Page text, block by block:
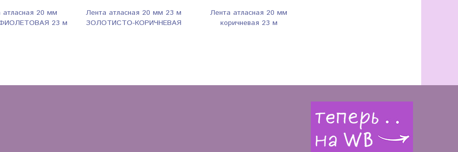
атласная 20 мм
23 м
Лента атласная 20 мм 23 м
ЗОЛОТИСТО-КОРИЧНЕВАЯ
Лента атласная 20 мм
коричневая 23 м